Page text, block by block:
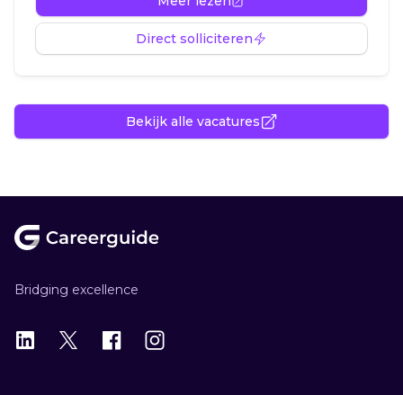
Direct solliciteren
Bekijk alle vacatures
Bridging excellence
LinkedIn
X Instagram